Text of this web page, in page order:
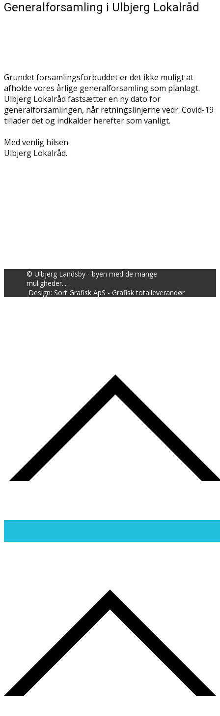
Generalforsamling i Ulbjerg Lokalråd
Grundet forsamlingsforbuddet er det ikke muligt at
afholde vores årlige generalforsamling som planlagt.
Ulbjerg Lokalråd fastsætter en ny dato for
generalforsamlingen, når retningslinjerne vedr. Covid-19
tillader det og indkalder herefter som vanligt.
Med venlig hilsen
Ulbjerg Lokalråd.
© Ulbjerg Landsby - byen med de mange
muligheder....
Design: Sort Grafisk ApS - Grafisk totalleverandør